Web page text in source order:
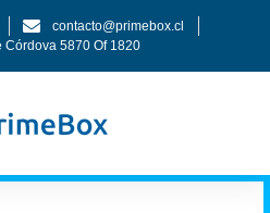
contacto@primebox.cl
Córdova 5870 Of 1820